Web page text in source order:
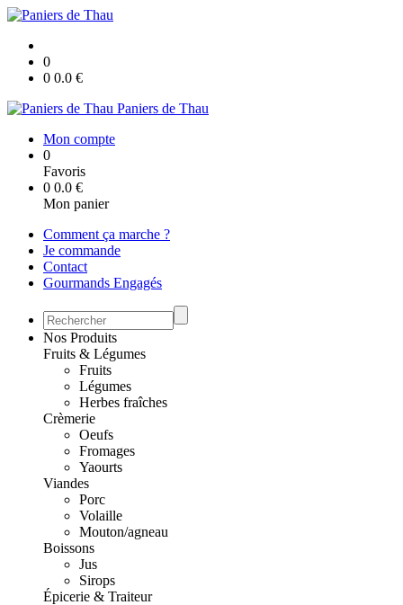
0
0 0.0 €
Paniers de Thau
Mon compte
0
Favoris
0 0.0 €
Mon panier
Comment ça marche ?
Je commande
Contact
Gourmands Engagés
Nos Produits
Fruits & Légumes
Fruits
Légumes
Herbes fraîches
Crèmerie
Oeufs
Fromages
Yaourts
Viandes
Porc
Volaille
Mouton/agneau
Boissons
Jus
Sirops
Épicerie & Traiteur